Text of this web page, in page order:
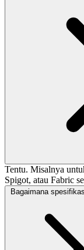
Tentu. Misalnya
Spigot, atau Fabric
Bagaimana